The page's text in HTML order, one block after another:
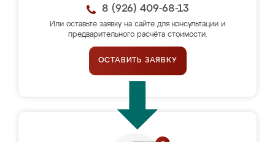
8 (926) 409-68-13
Или оставьте заявку на сайте для консультации и
предварительного расчёта стоимости.
ОСТАВИТЬ ЗАЯВКУ